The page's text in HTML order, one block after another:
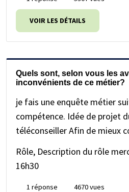
VOIR LES DÉTAILS
Quels sont, selon vous les
inconvénients de ce métier?
je fais une enquête métier
compétence. Idée de projet
téléconseiller Afin de mieux
Rôle, Description du rôle
16h30
1 réponse 4670 vues